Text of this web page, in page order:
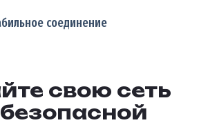
соединение
свою сеть